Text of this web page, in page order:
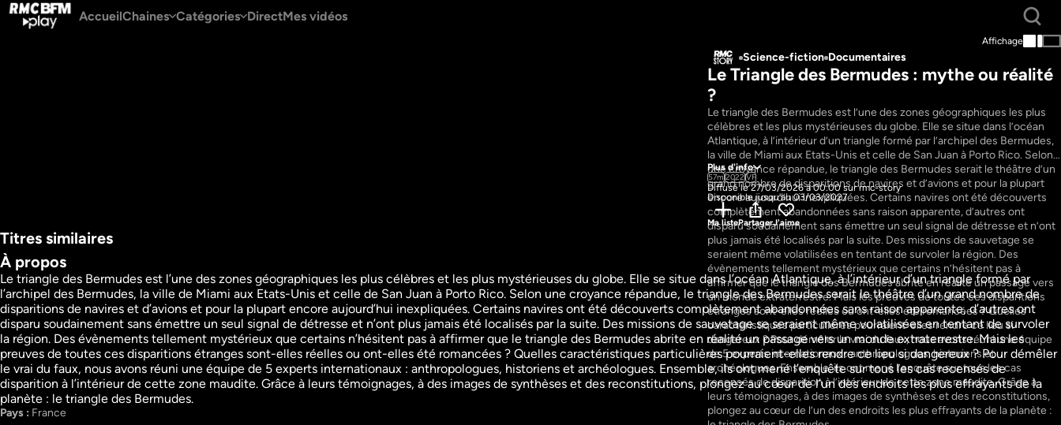
AccueilChaines Catégories DirectMes vidéos
Affichage
Science-fiction Documentaires
Le Triangle des Bermudes : mythe ou réalité
?
Le triangle des Bermudes est l’une des zones géographiques les plus
célèbres et les plus mystérieuses du globe. Elle se situe dans l’océan
Atlantique, à l’intérieur d’un triangle formé par l’archipel des Bermudes,
la ville de Miami aux Etats-Unis et celle de San Juan à Porto Rico. Selon
une croyance répandue, le triangle des Bermudes serait le théâtre d’un
grand nombre de disparitions de navires et d’avions et pour la plupart
encore aujourd’hui inexpliquées. Certains navires ont été découverts
complètement abandonnées sans raison apparente, d’autres ont
disparu soudainement sans émettre un seul signal de détresse et n’ont
plus jamais été localisés par la suite. Des missions de sauvetage se
seraient même volatilisées en tentant de survoler la région. Des
évènements tellement mystérieux que certains n’hésitent pas à
affirmer que le triangle des Bermudes abrite en réalité un passage vers
un monde extraterrestre. Mais les preuves de toutes ces disparitions
étranges sont-elles réelles ou ont-elles été romancées ? Quelles
caractéristiques particulières pourraient-elles rendre ce lieu si
dangereux ? Pour démêler le vrai du faux, nous avons réuni une équipe
de 5 experts internationaux : anthropologues, historiens et
archéologues. Ensemble, ils ont mené l’enquête sur tous les cas
recensés de disparition à l’intérieur de cette zone maudite. Grâce à
leurs témoignages, à des images de synthèses et des reconstitutions,
plongez au cœur de l’un des endroits les plus effrayants de la planète :
Plus d'info
57m2022VF
Diffusé le 27/03/2026 à 00:00 sur rmc-story
Disponible jusqu'au 03/03/2027
Ma listePartagerJ'aime
Titres similaires
Crânes de cristal :
vérité ou supercherie ?
Histoire
Documentaires
52mVF
Regarder
Dans les secrets des
francs-maçons
Société
Documentaires
1h20mVF
Regarder
Ile de Pâques :
comment son peuple
s'est effondré
Histoire
Documentaires
49mVF
Regarder
Les Mormons : qui
sont-ils vraiment ?
Société
Documentaires
54m VF
Regarder
Le masque de fer : le
secret enfin révélé
Histoire
Documentaires
52mVF
Regarder
À propos
Le triangle des Bermudes est l’une des zones géographiques les plus célèbres et les plus mystérieuses du globe. Elle se situe dans l’océan Atlantique, à l’intérieur d’un triangle formé par
l’archipel des Bermudes, la ville de Miami aux Etats-Unis et celle de San Juan à Porto Rico. Selon une croyance répandue, le triangle des Bermudes serait le théâtre d’un grand nombre de
disparitions de navires et d’avions et pour la plupart encore aujourd’hui inexpliquées. Certains navires ont été découverts complètement abandonnées sans raison apparente, d’autres ont
disparu soudainement sans émettre un seul signal de détresse et n’ont plus jamais été localisés par la suite. Des missions de sauvetage se seraient même volatilisées en tentant de survoler
la région. Des évènements tellement mystérieux que certains n’hésitent pas à affirmer que le triangle des Bermudes abrite en réalité un passage vers un monde extraterrestre. Mais les
preuves de toutes ces disparitions étranges sont-elles réelles ou ont-elles été romancées ? Quelles caractéristiques particulières pourraient-elles rendre ce lieu si dangereux ? Pour démêler
le vrai du faux, nous avons réuni une équipe de 5 experts internationaux : anthropologues, historiens et archéologues. Ensemble, ils ont mené l’enquête sur tous les cas recensés de
disparition à l’intérieur de cette zone maudite. Grâce à leurs témoignages, à des images de synthèses et des reconstitutions, plongez au cœur de l’un des endroits les plus effrayants de la
planète : le triangle des Bermudes.
Pays : France